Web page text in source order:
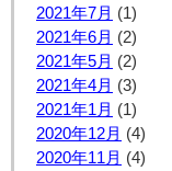
2021年7月 (1)
2021年6月 (2)
2021年5月 (2)
2021年4月 (3)
2021年1月 (1)
2020年12月 (4)
2020年11月 (4)